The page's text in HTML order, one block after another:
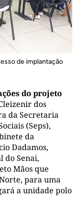
de implantação
do projeto
dos
da Secretaria
(Seps),
da
Dadamos,
do Senai,
Mãos que
para uma
a unidade polo